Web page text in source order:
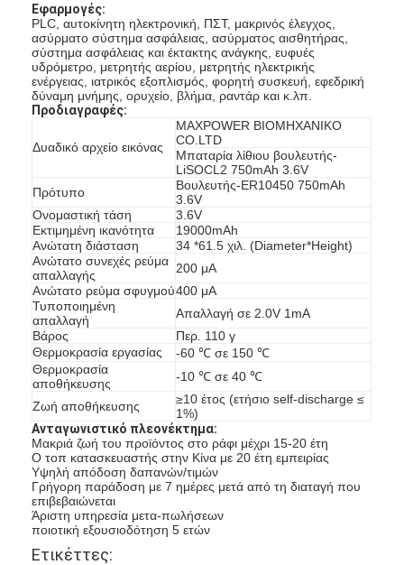
Μπαταρία Lithium Polymer
μπαταρίες ενεργειακής αποθήκευσης
NiMH επαναφορτιζόμενες μπαταρίες
NiCd επαναφορτιζόμενες μπαταρίες
LCD φορτιστής μπαταρίας
πακέτα μπαταριών NiMH
Pack μπαταριών NiCd
πακέτα μπαταριών ιόντων λιθίου
φακός επαναφορτιζόμενη μπαταρία
μπαταρία φωτισμού έκτακτης ανάγκης
Μπαταρία λι Mno2
Μπαταρία λι Socl2
Αρχική μπαταρία λίθιου
υβριδική μπαταρία αυτοκινήτων
Εφαρμογές:
PLC, αυτοκίνητη ηλεκτρονική, ΠΣΤ, μακρινός έλεγχος,
ασύρματο σύστημα ασφάλειας, ασύρματος αισθητήρας,
σύστημα ασφάλειας και έκτακτης ανάγκης, ευφυές
υδρόμετρο, μετρητής αερίου, μετρητής ηλεκτρικής
ενέργειας, ιατρικός εξοπλισμός, φορητή συσκευή, εφεδρική
δύναμη μνήμης, ορυχείο, βλήμα, ραντάρ και κ.λπ.
Προδιαγραφές:
Δυαδικό αρχείο εικόνας
MAXPOWER ΒΙΟΜΗΧΑΝΙΚΟ
CO.LTD
Μπαταρία λίθιου βουλευτής-
LiSOCL2 750mAh 3.6V
Πρότυπο
Βουλευτής-ER10450 750mAh
3.6V
Ονομαστική τάση
3.6V
Εκτιμημένη ικανότητα
19000mAh
Ανώτατη διάσταση
34 *61.5 χιλ. (Diameter*Height)
Ανώτατο συνεχές ρεύμα
απαλλαγής
200 μΑ
Ανώτατο ρεύμα σφυγμού400 μΑ
Τυποποιημένη
απαλλαγή
Απαλλαγή σε 2.0V 1mA
Βάρος
Περ. 110 γ
Θερμοκρασία εργασίας
-60 ℃ σε 150 ℃
Θερμοκρασία
αποθήκευσης
-10 ℃ σε 40 ℃
Ζωή αποθήκευσης
≥10 έτος (ετήσιο self-discharge ≤
1%)
Ανταγωνιστικό πλεονέκτημα:
Μακριά ζωή του προϊόντος στο ράφι μέχρι 15-20 έτη
Ο τοπ κατασκευαστής στην Κίνα με 20 έτη εμπειρίας
Υψηλή απόδοση δαπανών/τιμών
Γρήγορη παράδοση με 7 ημέρες μετά από τη διαταγή που
επιβεβαιώνεται
Άριστη υπηρεσία μετα-πωλήσεων
ποιοτική εξουσιοδότηση 5 ετών
Ετικέττες: